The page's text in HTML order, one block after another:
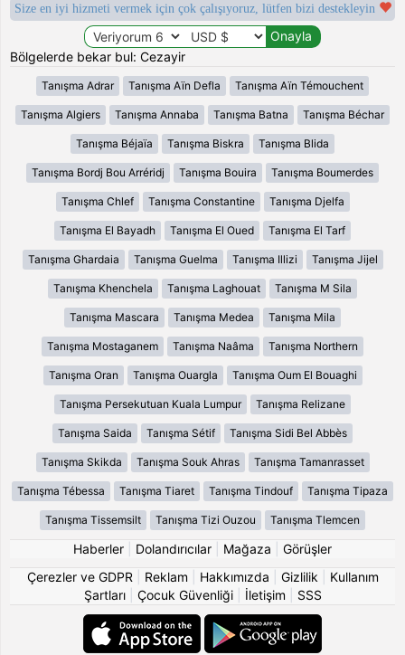
Size en iyi hizmeti vermek için çok çalışıyoruz, lütfen bizi destekleyin
Bölgelerde bekar bul: Cezayir
Tanışma Adrar Tanışma Aïn Defla Tanışma Aïn Témouchent
Tanışma Algiers Tanışma Annaba Tanışma Batna Tanışma Béchar
Tanışma Béjaïa Tanışma Biskra Tanışma Blida
Tanışma Bordj Bou Arréridj Tanışma Bouira Tanışma Boumerdes
Tanışma Chlef Tanışma Constantine Tanışma Djelfa
Tanışma El Bayadh Tanışma El Oued Tanışma El Tarf
Tanışma Ghardaia Tanışma Guelma Tanışma Illizi Tanışma Jijel
Tanışma Khenchela Tanışma Laghouat Tanışma M Sila
Tanışma Mascara Tanışma Medea Tanışma Mila
Tanışma Mostaganem Tanışma Naâma Tanışma Northern
Tanışma Oran Tanışma Ouargla Tanışma Oum El Bouaghi
Tanışma Persekutuan Kuala Lumpur Tanışma Relizane
Tanışma Saida Tanışma Sétif Tanışma Sidi Bel Abbès
Tanışma Skikda Tanışma Souk Ahras Tanışma Tamanrasset
Tanışma Tébessa Tanışma Tiaret Tanışma Tindouf Tanışma Tipaza
Tanışma Tissemsilt Tanışma Tizi Ouzou Tanışma Tlemcen
Haberler Dolandırıcılar Mağaza
Görüşler
Çerezler ve GDPR
Reklam Hakkımızda Gizlilik
Kullanım
Şartları| Çocuk Güvenliği| İletişim SSS